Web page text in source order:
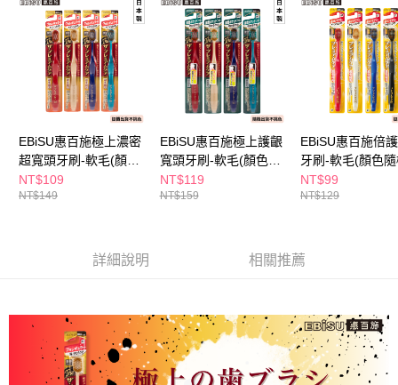
３．收到繳費通知簡訊後14天內，點擊此簡訊中的連結，可透過四大超商／
ATM／網路銀行／等多元方式進行付款，方視為交易完成。
※ 請注意：結帳手續完成當下不需立刻繳費，但若您需要取消訂單，請聯絡
購買商品的店家。未經商家同意取消之訂單仍視為有效，需透過AFTEE先享
後付繳納相關費用。
※ 交易是否成功請以「AFTEE先享後付 」之結帳頁面顯示為準，若有關於
是否繳費成功／繳費後需取消欲退款等相關疑問，請聯繫「AFTEE先享後付
【注意事項】
１．透過由恩沛科技股份有限公司提供之「AFTEE先享後付」服務完成之交
易，需依本服務之必要範圍內提供個人資料，並將交易相關給付款項請求債
３．未成年的使用者請事先徵得法定代理人或監護人之同意方可使用
時審查核予不同之上限額度；若仍有額度不足之情形，本公司將視審查結果
請求用戶進行身份認證。
５．嚴禁一人註冊多個帳號或使用他人資訊註冊。若發現惡意使用之情形，
恩沛科技股份有限公司將有權停止該用戶之使用額度並採取法律行動。
每筆NT$65，滿NT$390(含以上)免運費
萊爾富取貨付款
每筆NT$65，滿NT$490(含以上)免運費
付款後萊爾富取貨
每筆NT$65，滿NT$490(含以上)免運費
7-11取貨付款
每筆NT$65，滿NT$490(含以上)免運費
付款後寶雅門市自取(由倉庫統一出貨)
每筆NT$80，滿NT$290(含以上)免運費
EBiSU惠百施極上濃密
超寬頭牙刷-軟毛(顏色
隨機出貨)
NT$109
NT$149
EBiSU惠百施極上護齦
寬頭牙刷-軟毛(顏色隨
機出貨)
NT$119
NT$159
EBiSU惠百施倍
牙刷-軟毛(顏色
貨)
NT$99
NT$129
詳細說明 相關推薦